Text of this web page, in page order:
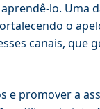
lo. Uma
o
canais, que
e promover a